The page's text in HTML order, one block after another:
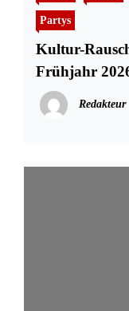
Partys
Kultur-
Frühjahr
Redakteur